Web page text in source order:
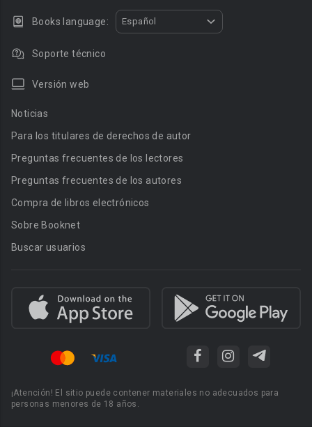
Books language: Español
Soporte técnico
Versión web
Noticias
Para los titulares de derechos de autor
Preguntas frecuentes de los lectores
Preguntas frecuentes de los autores
Compra de libros electrónicos
Sobre Booknet
Buscar usuarios
¡Atención! El sitio puede contener materiales no adecuados para
personas menores de 18 años.